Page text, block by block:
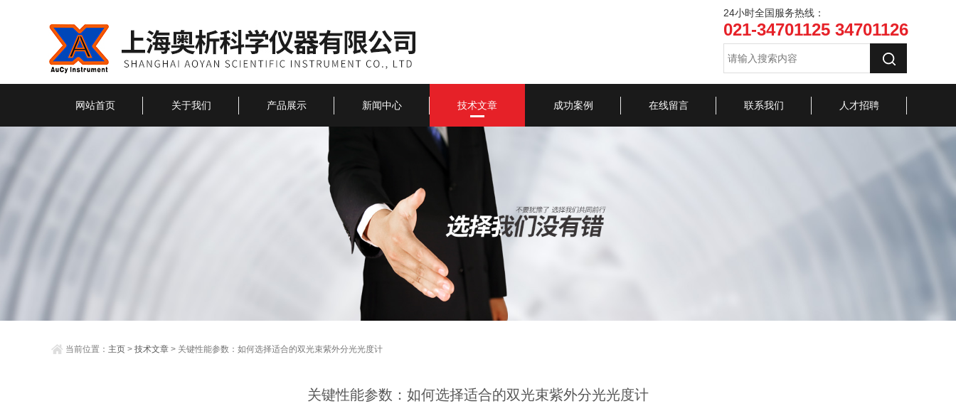
24小时全国服务热线：
021-34701125 34701126
网站首页 关于我们 产品展示 新闻中心 技术文章 成功案例 在线留言 联系我们 人才招聘
当前位置： 主页 >技术文章 > 关键性能参数：如何选择适合的双光束紫外分光光度计
关键性能参数：如何选择适合的双光束紫外分光光度计